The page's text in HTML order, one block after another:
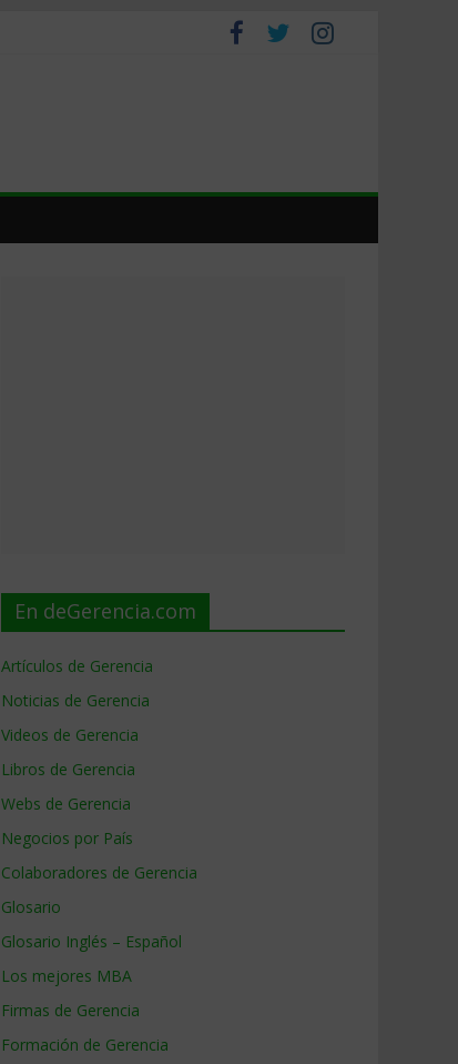
En deGerencia.com
Artículos de Gerencia
Noticias de Gerencia
Videos de Gerencia
Libros de Gerencia
Webs de Gerencia
Negocios por País
Colaboradores de Gerencia
Glosario
Glosario Inglés – Español
Los mejores MBA
Firmas de Gerencia
Formación de Gerencia